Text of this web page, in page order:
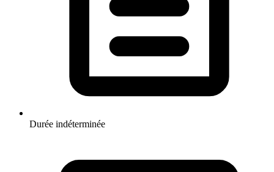
Durée indéterminée